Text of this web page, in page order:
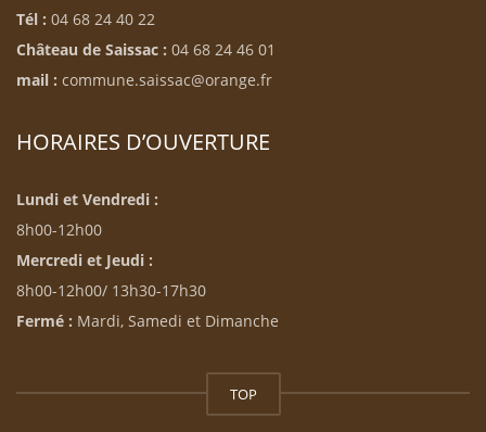
Tél : 04 68 24 40 22
Château de Saissac : 04 68 24 46 01
mail : commune.saissac@orange.fr
HORAIRES D’OUVERTURE
Lundi et Vendredi :
8h00-12h00
Mercredi et Jeudi :
8h00-12h00/ 13h30-17h30
Fermé : Mardi, Samedi et Dimanche
TOP